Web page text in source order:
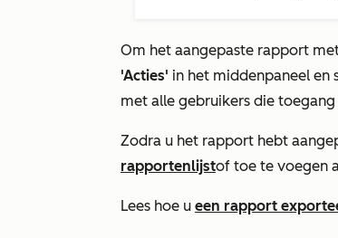
Om het aangepaste rapport
'Acties' in het middenpaneel en
met alle gebruikers die
Zodra u het rapport hebt
rapportenlijstof toe te voegen
Lees hoe u een rapport